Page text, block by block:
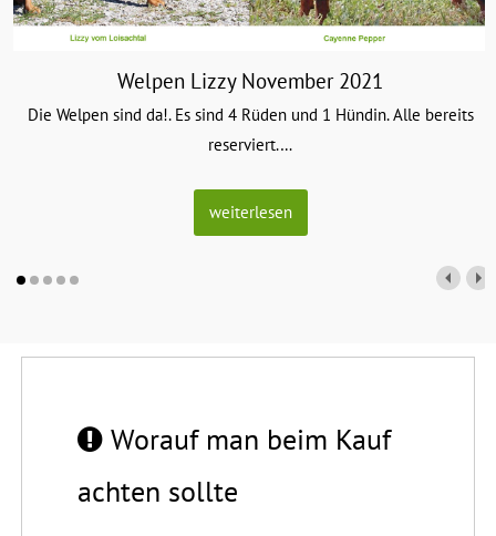
Welpen Lizzy November 2021
Die Welpen sind da!. Es sind 4 Rüden und 1 Hündin. Alle bereits
reserviert.…
weiterlesen
Worauf man beim Kauf
achten sollte